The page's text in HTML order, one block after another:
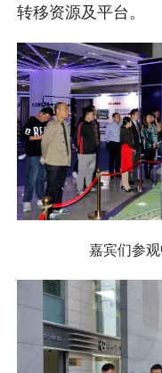
转移资源及平台。
嘉宾们参